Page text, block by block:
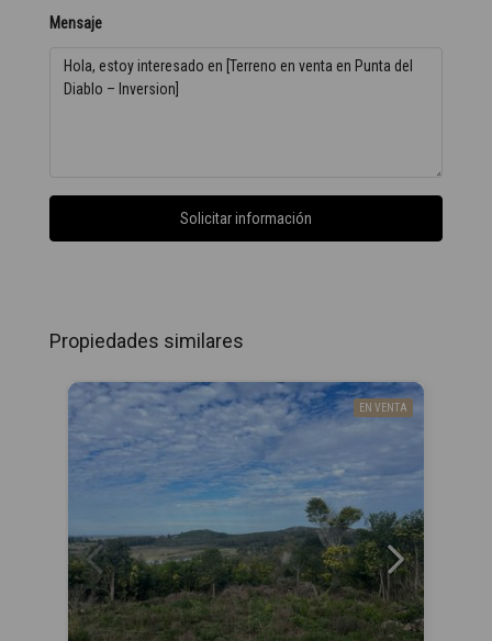
Mensaje
Solicitar información
Propiedades similares
EN VENTA